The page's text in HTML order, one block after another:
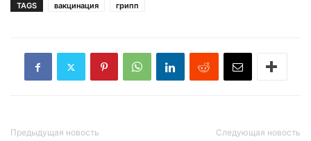
TAGS вакцинация грипп
Предыдущая новость Следующая новость